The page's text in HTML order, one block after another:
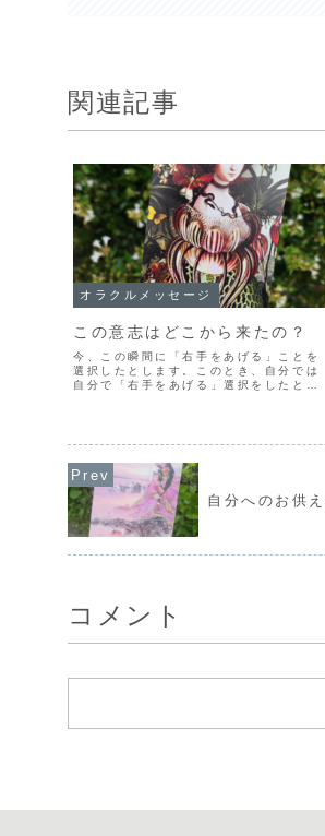
関連記事
オラクルメッセージ
この意志はどこから来たの？
今、この瞬間に「右手をあげる」ことを
選択したとします。このとき、自分では
自分で「右手をあげる」選択をしたと思
は、動かそうとする意志の...
自分へのお供
コメント